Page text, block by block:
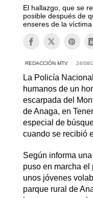
El hallazgo, que se
posible después de
enseres de la víctima
REDACCIÓN MTV 24/08/
La Policía
humanos de un
escarpada del
de Anaga, en
especial de
cuando se recibió
Según informa
puso en marcha
unos jóvenes
parque rural de